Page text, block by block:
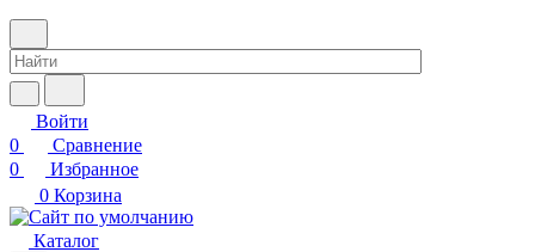
Войти
0
Сравнение
0
Избранное
0 Корзина
Каталог